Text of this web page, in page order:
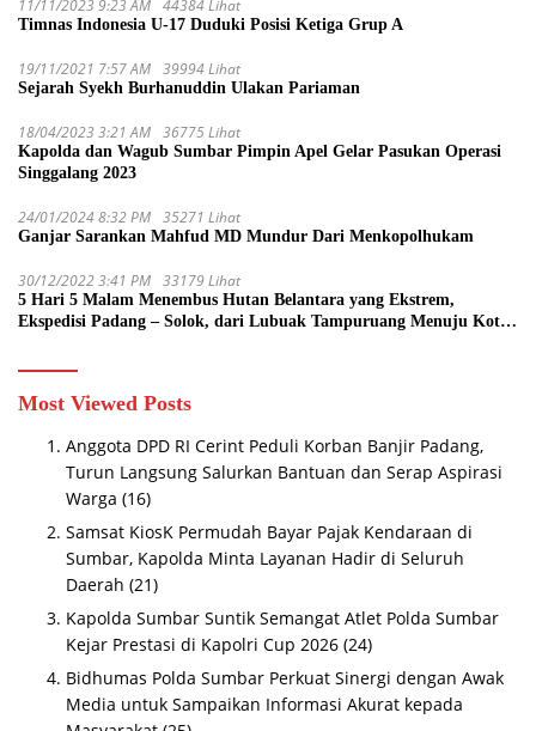
11/11/2023 9:23 AM 44384 Lihat
Timnas Indonesia U-17 Duduki Posisi Ketiga Grup A
19/11/2021 7:57 AM 39994 Lihat
Sejarah Syekh Burhanuddin Ulakan Pariaman
18/04/2023 3:21 AM 36775 Lihat
Kapolda dan Wagub Sumbar Pimpin Apel Gelar Pasukan Operasi
Singgalang 2023
24/01/2024 8:32 PM 35271 Lihat
Ganjar Sarankan Mahfud MD Mundur Dari Menkopolhukam
30/12/2022 3:41 PM 33179 Lihat
5 Hari 5 Malam Menembus Hutan Belantara yang Ekstrem,
Ekspedisi Padang – Solok, dari Lubuak Tampuruang Menuju Koto
Most Viewed Posts
Anggota DPD RI Cerint Peduli Korban Banjir Padang,
Turun Langsung Salurkan Bantuan dan Serap Aspirasi
Warga (16)
Samsat KiosK Permudah Bayar Pajak Kendaraan di
Sumbar, Kapolda Minta Layanan Hadir di Seluruh
Daerah (21)
Kapolda Sumbar Suntik Semangat Atlet Polda Sumbar
Kejar Prestasi di Kapolri Cup 2026 (24)
Bidhumas Polda Sumbar Perkuat Sinergi dengan Awak
Media untuk Sampaikan Informasi Akurat kepada